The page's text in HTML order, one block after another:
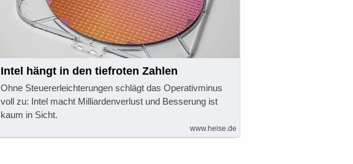
Intel hängt in den tiefroten Zahlen
Ohne Steuererleichterungen schlägt das Operativminus
voll zu: Intel macht Milliardenverlust und Besserung ist
kaum in Sicht.
www.heise.de